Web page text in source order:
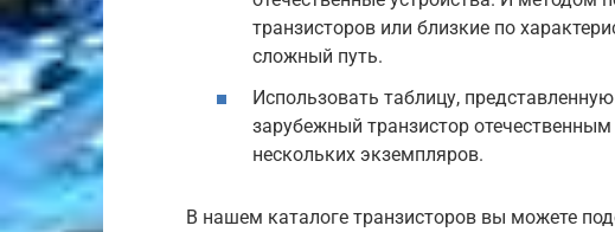
транзисторов или близкие по
сложный путь.
Использовать таблицу,
зарубежный транзистор
нескольких экземпляров.
В нашем каталоге транзисторов вы можете